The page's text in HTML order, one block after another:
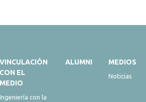
VINCULACIÓN
CON EL
MEDIO
Ingeniería con la
ALUMNI MEDIOS
Noticias